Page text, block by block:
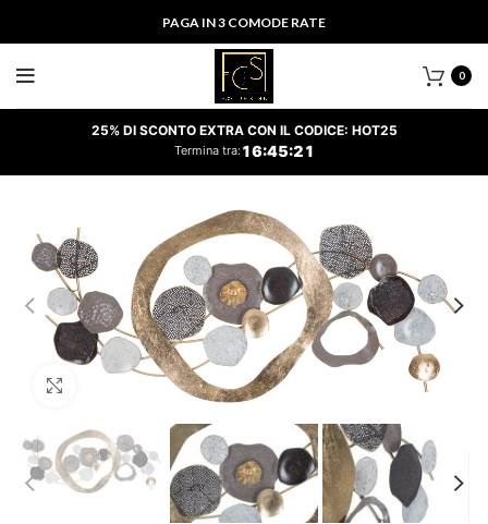
PAGA IN 3 COMODE RATE
0
25% DI SCONTO EXTRA CON IL CODICE: HOT25
Termina tra:16:45:21
Clicca per ingrandire